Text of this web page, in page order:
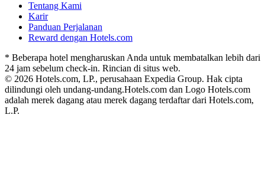
Tentang Kami
Karir
Panduan Perjalanan
Reward dengan Hotels.com
* Beberapa hotel mengharuskan Anda untuk membatalkan lebih dari
24 jam sebelum check-in. Rincian di situs web.
© 2026 Hotels.com, LP., perusahaan Expedia Group. Hak cipta
dilindungi oleh undang-undang.Hotels.com dan Logo Hotels.com
adalah merek dagang atau merek dagang terdaftar dari Hotels.com,
L.P.